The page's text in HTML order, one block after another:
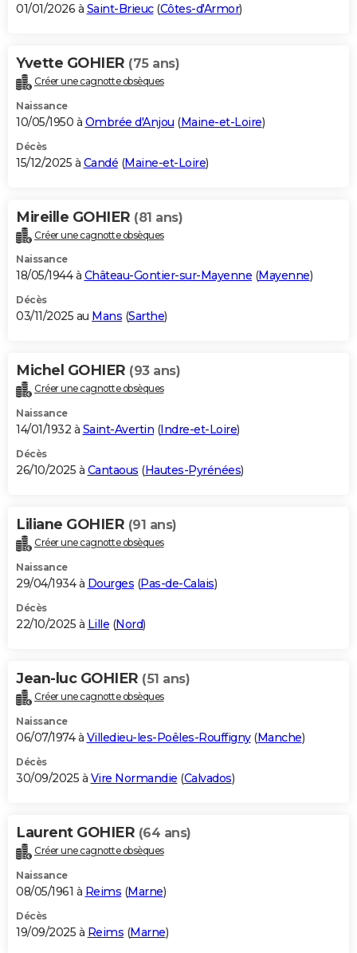
01/01/2026 à Saint-Brieuc(Côtes-d'Armor)
Yvette GOHIER (75 ans)
Créer une cagnotte obsèques
Naissance
10/05/1950 à Ombrée d'Anjou (Maine-et-Loire)
Décès
15/12/2025 à Candé (Maine-et-Loire)
Mireille GOHIER (81 ans)
Créer une cagnotte obsèques
Naissance
18/05/1944 à Château-Gontier-sur-Mayenne (Mayenne)
Décès
03/11/2025 au Mans (Sarthe)
Michel GOHIER (93 ans)
Créer une cagnotte obsèques
Naissance
14/01/1932 à Saint-Avertin (Indre-et-Loire)
Décès
26/10/2025 à Cantaous (Hautes-Pyrénées)
Liliane GOHIER (91 ans)
Créer une cagnotte obsèques
Naissance
29/04/1934 à Dourges (Pas-de-Calais)
Décès
22/10/2025 à Lille (Nord)
Jean-luc GOHIER (51 ans)
Créer une cagnotte obsèques
Naissance
06/07/1974 à Villedieu-les-Poêles-Rouffigny(Manche)
Décès
30/09/2025 à Vire Normandie (Calvados)
Laurent GOHIER (64 ans)
Créer une cagnotte obsèques
Naissance
08/05/1961 à Reims (Marne)
Décès
19/09/2025 à Reims (Marne)